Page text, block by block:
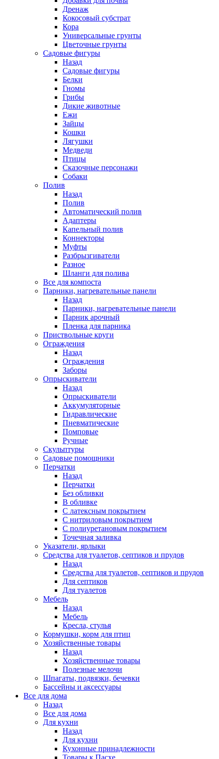
Дренаж
Кокосовый субстрат
Кора
Универсальные грунты
Цветочные грунты
Садовые фигуры
Назад
Садовые фигуры
Белки
Гномы
Грибы
Дикие животные
Ежи
Зайцы
Кошки
Лягушки
Медведи
Птицы
Сказочные персонажи
Собаки
Полив
Назад
Полив
Автоматический полив
Адаптеры
Капельный полив
Коннекторы
Муфты
Разбрызгиватели
Разное
Шланги для полива
Все для компоста
Парники, нагревательные панели
Назад
Парники, нагревательные панели
Парник арочный
Пленка для парника
Приствольные круги
Ограждения
Назад
Ограждения
Заборы
Опрыскиватели
Назад
Опрыскиватели
Аккумуляторные
Гидравлические
Пневматические
Помповые
Ручные
Скульптуры
Садовые помощники
Перчатки
Назад
Перчатки
Без обливки
В обливке
С латексным покрытием
С нитриловым покрытием
С полиуретановым покрытием
Точечная заливка
Указатели, ярлыки
Средства для туалетов, септиков и прудов
Назад
Средства для туалетов, септиков и прудов
Для септиков
Для туалетов
Мебель
Назад
Мебель
Кресла, стулья
Кормушки, корм для птиц
Хозяйственные товары
Назад
Хозяйственные товары
Полезные мелочи
Шпагаты, подвязки, бечевки
Бассейны и аксессуары
Все для дома
Назад
Все для дома
Для кухни
Назад
Для кухни
Кухонные принадлежности
Товары к Пасхе